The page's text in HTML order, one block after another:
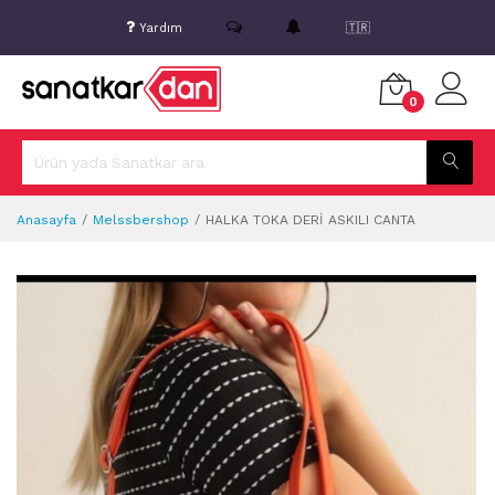
Yardım 🇹🇷
0
Anasayfa Melssbershop HALKA TOKA DERİ ASKILI CANTA